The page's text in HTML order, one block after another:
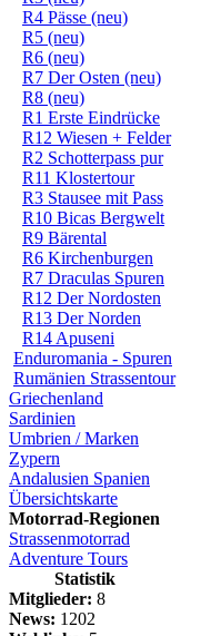
R4 Pässe (neu)
R5 (neu)
R6 (neu)
R7 Der Osten (neu)
R8 (neu)
R1 Erste Eindrücke
R12 Wiesen + Felder
R2 Schotterpass pur
R11 Klostertour
R3 Stausee mit Pass
R10 Bicas Bergwelt
R9 Bärental
R6 Kirchenburgen
R7 Draculas Spuren
R12 Der Nordosten
R13 Der Norden
R14 Apuseni
Enduromania - Spuren
Rumänien Strassentour
Griechenland
Sardinien
Umbrien / Marken
Zypern
Andalusien Spanien
Übersichtskarte
Motorrad-Regionen
Strassenmotorrad
Adventure Tours
Statistik
Mitglieder: 8
News: 1202